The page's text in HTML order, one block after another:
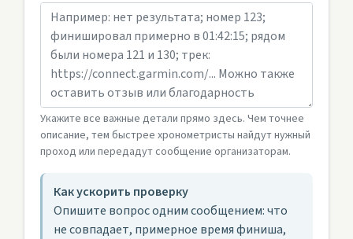
Укажите все важные детали прямо здесь. Чем точнее
описание, тем быстрее хронометристы найдут нужный
проход или передадут сообщение организаторам.
Как ускорить проверку
Опишите вопрос одним сообщением: что
не совпадает, примерное время финиша,